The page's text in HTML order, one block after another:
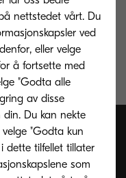
i sin klasse
nettstedet vårt. Du
ved
eller velge
å fortsette med
"Godta alle
av disse
Du kan nekte
"Godta kun
dette tilfellet tillater
som